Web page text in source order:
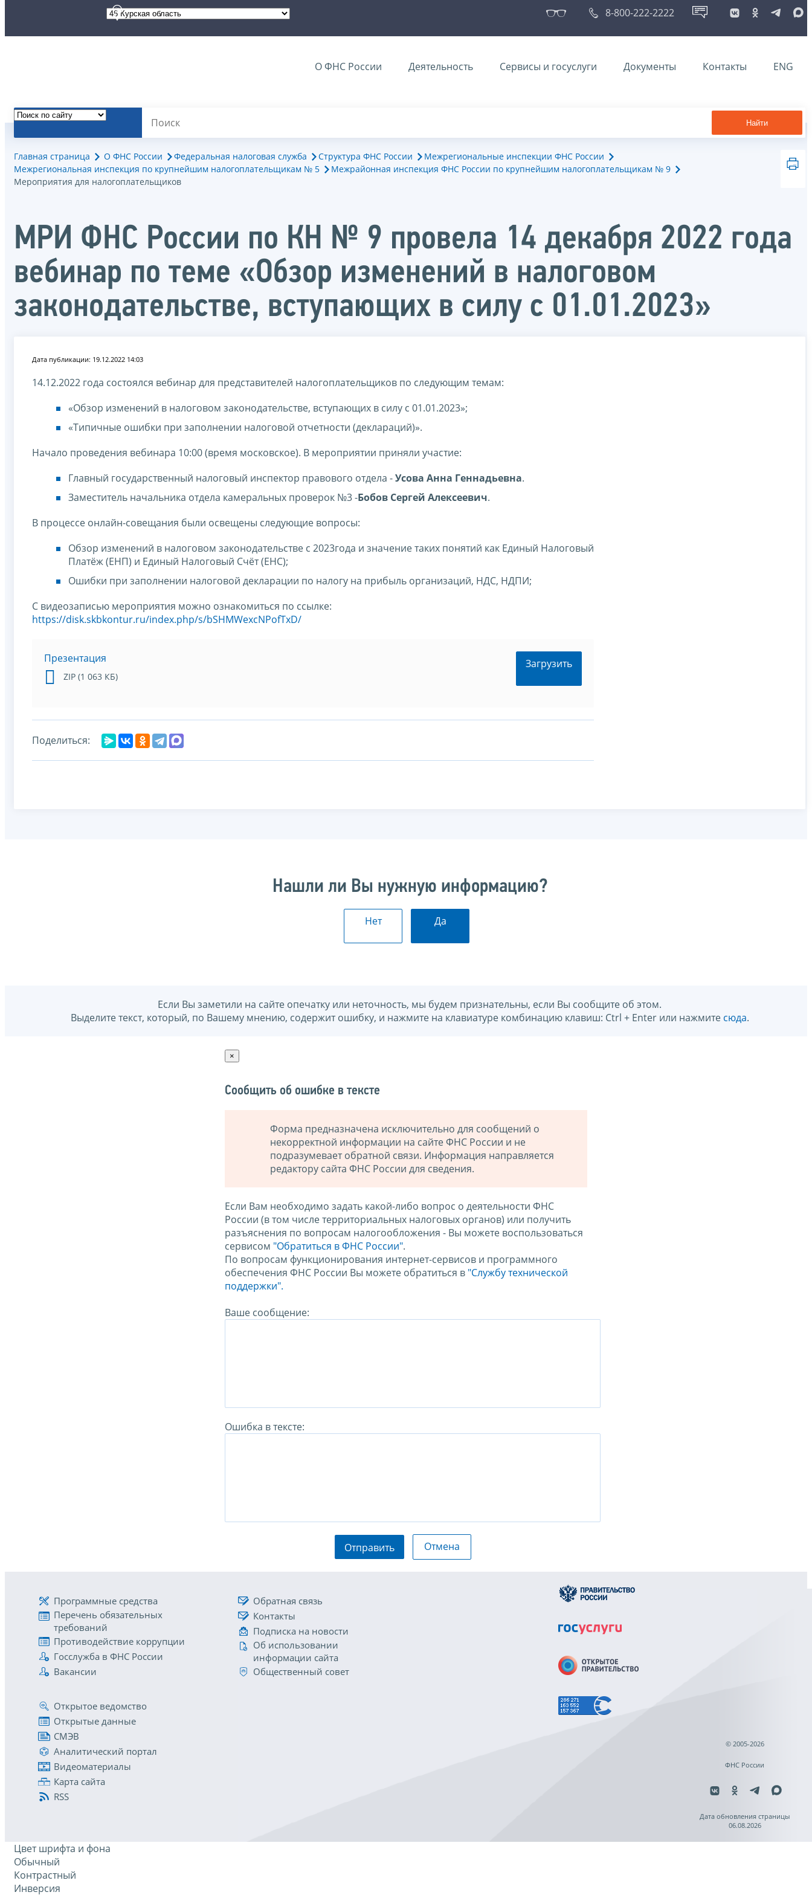
8-800-222-2222
О ФНС России Деятельность Сервисы и госуслуги Документы Контакты ENG
Найти
Главная страница О ФНС России Федеральная налоговая служба Структура ФНС России
Межрегиональные инспекции ФНС России
Межрегиональная инспекция по крупнейшим налогоплательщикам № 5
Межрайонная инспекция ФНС России по крупнейшим налогоплательщикам № 9
Мероприятия для налогоплательщиков
МРИ ФНС России по КН № 9 провела 14 декабря 2022 года
вебинар по теме «Обзор изменений в налоговом
законодательстве, вступающих в силу с 01.01.2023»
Дата публикации: 19.12.2022 14:03
14.12.2022 года состоялся вебинар для представителей налогоплательщиков по следующим темам:
«Обзор изменений в налоговом законодательстве, вступающих в силу с 01.01.2023»;
«Типичные ошибки при заполнении налоговой отчетности (деклараций)».
Начало проведения вебинара 10:00 (время московское). В мероприятии приняли участие:
Главный государственный налоговый инспектор правового отдела -Усова Анна Геннадьевна.
Заместитель начальника отдела камеральных проверок №3 -Бобов Сергей Алексеевич.
В процессе онлайн-совещания были освещены следующие вопросы:
Обзор изменений в налоговом законодательстве с 2023года и значение таких понятий как Единый Налоговый
Платёж (ЕНП) и Единый Налоговый Счёт (ЕНС);
Ошибки при заполнении налоговой декларации по налогу на прибыль организаций, НДС, НДПИ;
С видеозаписью мероприятия можно ознакомиться по ссылке:
https://disk.skbkontur.ru/index.php/s/bSHMWexcNPofTxD/
Презентация
ZIP (1 063 КБ)
Загрузить
Поделиться:
Нашли ли Вы нужную информацию?
Нет Да
Если Вы заметили на сайте опечатку или неточность, мы будем признательны, если Вы сообщите об этом.
Выделите текст, который, по Вашему мнению, содержит ошибку, и нажмите на клавиатуре комбинацию клавиш: Ctrl + Enter или нажмите сюда.
×
Сообщить об ошибке в тексте
Форма предназначена исключительно для сообщений о
некорректной информации на сайте ФНС России и не
подразумевает обратной связи. Информация направляется
редактору сайта ФНС России для сведения.
Если Вам необходимо задать какой-либо вопрос о деятельности ФНС
России (в том числе территориальных налоговых органов) или получить
разъяснения по вопросам налогообложения - Вы можете воспользоваться
сервисом "Обратиться в ФНС России".
По вопросам функционирования интернет-сервисов и программного
обеспечения ФНС России Вы можете обратиться в "Службу технической
поддержки".
Ваше сообщение:
Ошибка в тексте:
Отправить Отмена
Программные средства
Перечень обязательных
требований
Противодействие коррупции
Госслужба в ФНС России
Вакансии
Обратная связь
Контакты
Подписка на новости
Об использовании
информации сайта
Общественный совет
Открытое ведомство
Открытые данные
СМЭВ
Аналитический портал
Видеоматериалы
Карта сайта
RSS
© 2005-2026
ФНС России
Дата обновления страницы
06.08.2026
Цвет шрифта и фона
Обычный
Контрастный
Инверсия